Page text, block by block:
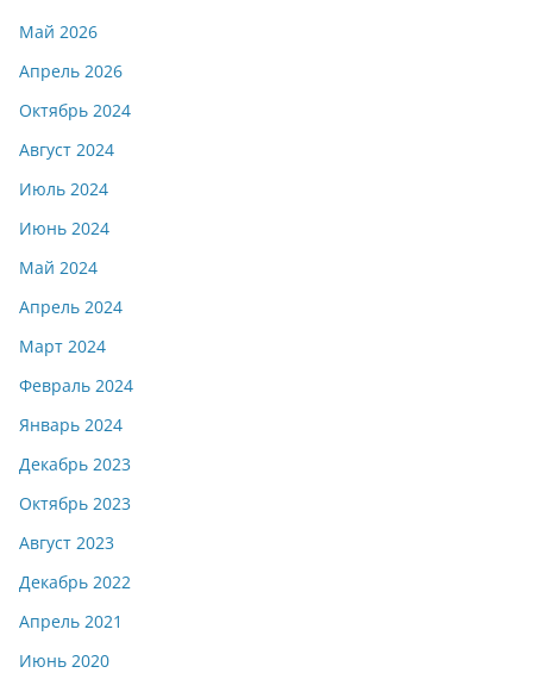
Май 2026
Апрель 2026
Октябрь 2024
Август 2024
Июль 2024
Июнь 2024
Май 2024
Апрель 2024
Март 2024
Февраль 2024
Январь 2024
Декабрь 2023
Октябрь 2023
Август 2023
Декабрь 2022
Апрель 2021
Июнь 2020